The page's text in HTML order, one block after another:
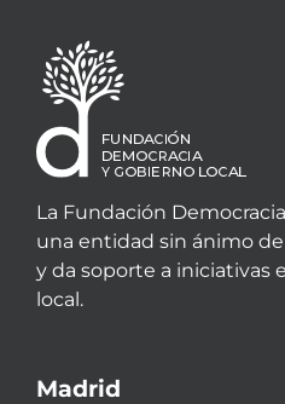
La Fundación
una entidad sin ánimo
y da soporte a iniciativas
local.
Madrid